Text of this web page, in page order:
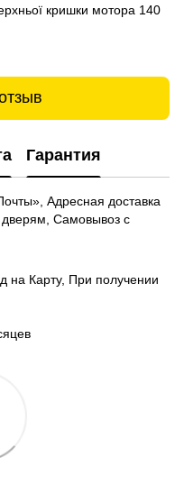
кришки мотора 140
Гарантия
Адресная доставка
Самовывоз с
на Карту, При получении